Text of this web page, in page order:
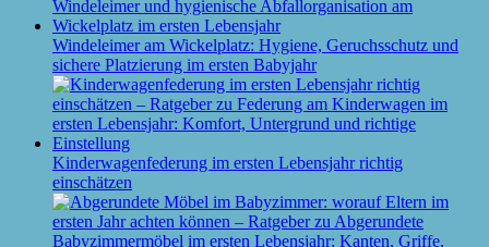
Windeleimer am Wickelplatz: Hygiene, Geruchsschutz und
sichere Platzierung im ersten Babyjahr
Kinderwagenfederung im ersten Lebensjahr richtig
einschätzen